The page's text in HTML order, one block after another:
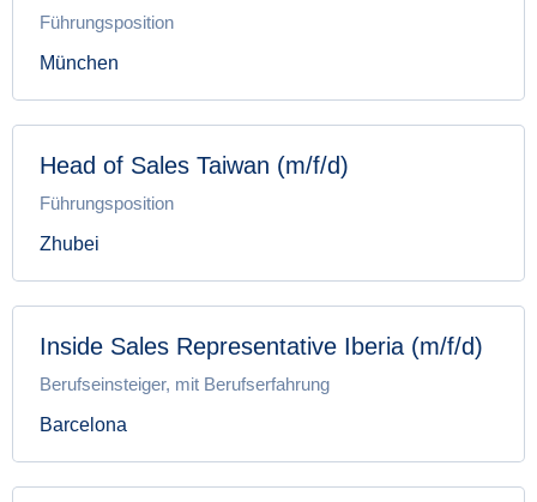
Führungsposition
München
Head of Sales Taiwan (m/f/d)
Führungsposition
Zhubei
Inside Sales Representative Iberia (m/f/d)
Berufseinsteiger, mit Berufserfahrung
Barcelona